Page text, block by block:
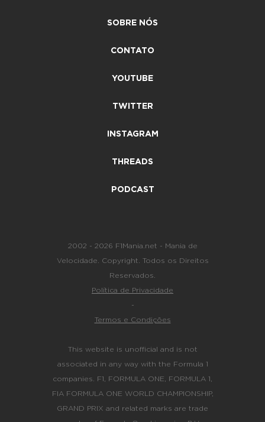
SOBRE NÓS
CONTATO
YOUTUBE
TWITTER
INSTAGRAM
THREADS
PODCAST
2002 - 2026 F1Mania.net - Mania de
Velocidade. Copyright. Todos os Direitos
Reservados.
Política de Privacidade
-
Termos e Condições
This website is unofficial and is not
associated in any way with the Formula 1
companies. F1, FORMULA ONE, FORMULA 1,
FIA FORMULA ONE WORLD CHAMPIONSHIP,
GRAND PRIX and related marks are trade